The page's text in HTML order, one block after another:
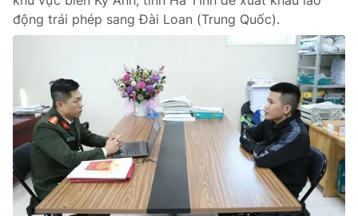
Photo Infographic
VTV Money VTV Thể thao
VTV Sức khoẻ Bất động sản
Thị trường 24h Tấm lòng Việt
động trái phép sang Đài Loan (Trung Quốc).